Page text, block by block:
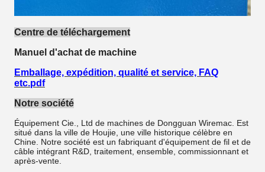
Centre de téléchargement
Manuel d'achat de machine
Emballage, expédition, qualité et service, FAQ
etc.pdf
Notre société
Équipement Cie., Ltd de machines de Dongguan Wiremac. Est
situé dans la ville de Houjie, une ville historique célèbre en
Chine. Notre société est un fabriquant d'équipement de fil et de
câble intégrant R&D, traitement, ensemble, commissionnant et
après-vente.